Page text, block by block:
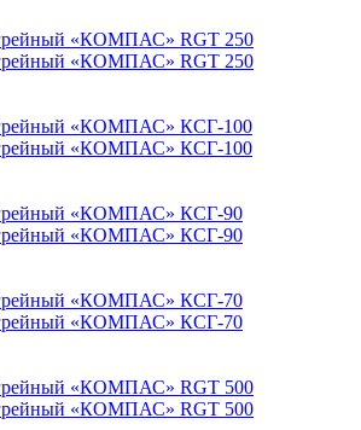
«КОМПАС» RGT 250
«КОМПАС» RGT 250
«КОМПАС» КСГ-100
«КОМПАС» КСГ-100
«КОМПАС» КСГ-90
«КОМПАС» КСГ-90
«КОМПАС» КСГ-70
«КОМПАС» КСГ-70
«КОМПАС» RGT 500
«КОМПАС» RGT 500